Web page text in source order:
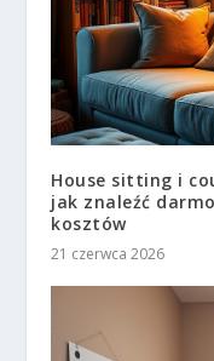
House sitting i
jak znaleźć
kosztów
21 czerwca 2026